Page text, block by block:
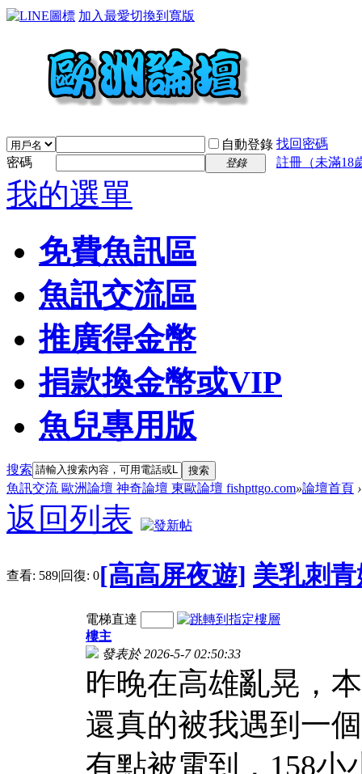
加入最愛切換到寬版
自動登錄 找回密碼
密碼
登錄 註冊（未滿18
我的選單
免費魚訊區
魚訊交流區
推廣得金幣
捐款換金幣或VIP
魚兒專用版
搜索 搜索
魚訊交流 歐洲論壇 神奇論壇 東歐論壇 fishpttgo.com»論壇首頁 ›
返回列表
查看: 589|回復: 0[高高屏夜遊] 美乳刺
電梯直達
樓主
發表於 2026-5-7 02:50:33
昨晚在高雄亂晃，
還真的被我遇到一
有點被電到，158